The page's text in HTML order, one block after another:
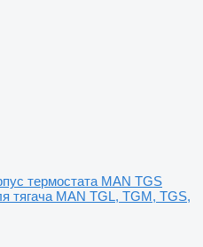
термостата MAN TGS
тягача MAN TGL, TGM, TGS,